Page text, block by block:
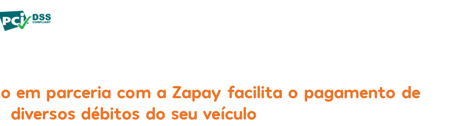
em parceria com a Zapay facilita o pagamento de
diversos débitos do seu veículo